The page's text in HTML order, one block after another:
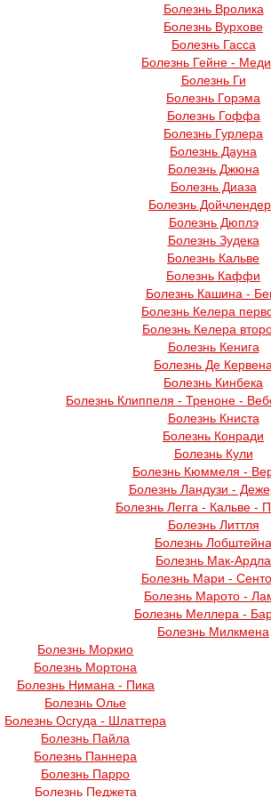
Болезнь Вролика
Болезнь Вурхове
Болезнь Гасса
Болезнь Гейне -
Болезнь Ги
Болезнь Горэма
Болезнь Гоффа
Болезнь Гурлера
Болезнь Дауна
Болезнь Джюна
Болезнь Диаза
Болезнь
Болезнь Дюплэ
Болезнь Зудека
Болезнь Кальве
Болезнь Каффи
Болезнь Кашина -
Болезнь Келера
Болезнь Келера
Болезнь Кенига
Болезнь Де Кервена
Болезнь Кинбека
Болезнь Клиппеля - Треноне -
Болезнь Книста
Болезнь Конради
Болезнь Кули
Болезнь Кюммеля -
Болезнь Ландузи -
Болезнь Легга - Кальве -
Болезнь Литтля
Болезнь Лобштейна
Болезнь Мак-Ардла
Болезнь Мари -
Болезнь Марото -
Болезнь Меллера -
Болезнь Милкмена
Болезнь Моркио
Болезнь Мортона
Болезнь Нимана - Пика
Болезнь Олье
Болезнь Осгуда - Шлаттера
Болезнь Пайла
Болезнь Паннера
Болезнь Парро
Болезнь Педжета